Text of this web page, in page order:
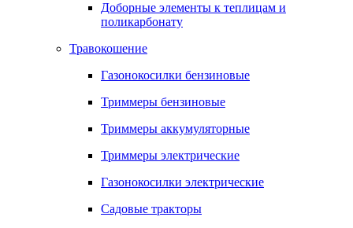
Доборные элементы к теплицам и
поликарбонату
Травокошение
Газонокосилки бензиновые
Триммеры бензиновые
Триммеры аккумуляторные
Триммеры электрические
Газонокосилки электрические
Садовые тракторы